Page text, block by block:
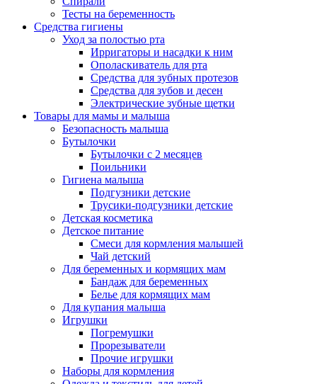
Тесты на беременность
Средства гигиены
Уход за полостью рта
Ирригаторы и насадки к ним
Ополаскиватель для рта
Средства для зубных протезов
Средства для зубов и десен
Электрические зубные щетки
Товары для мамы и малыша
Безопасность малыша
Бутылочки
Бутылочки с 2 месяцев
Поильники
Гигиена малыша
Подгузники детские
Трусики-подгузники детские
Детская косметика
Детское питание
Смеси для кормления малышей
Чай детский
Для беременных и кормящих мам
Бандаж для беременных
Белье для кормящих мам
Для купания малыша
Игрушки
Погремушки
Прорезыватели
Прочие игрушки
Наборы для кормления